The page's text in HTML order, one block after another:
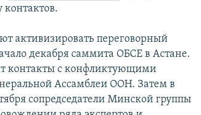
активизировать переговорный
декабря саммита ОБСЕ в Астане.
контакты с конфликтующими
Ассамблеи ООН. Затем в
сопредседатели Минской группы